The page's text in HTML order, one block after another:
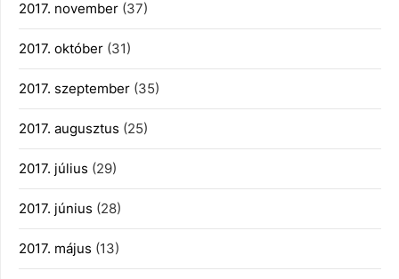
2017. november (37)
2017. október (31)
2017. szeptember (35)
2017. augusztus (25)
2017. július (29)
2017. június (28)
2017. május (13)